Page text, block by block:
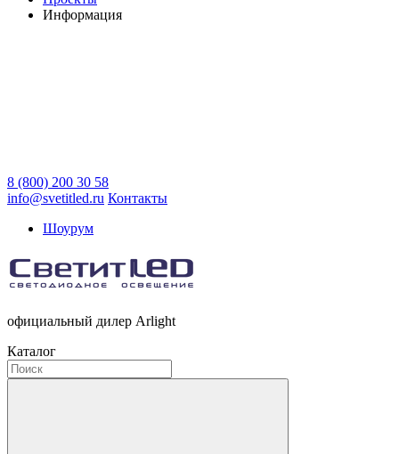
Информация
8 (800) 200 30 58
info@svetitled.ru Контакты
Шоурум
официальный дилер Arlight
Каталог